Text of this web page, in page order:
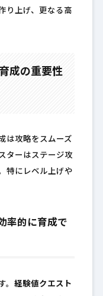
り上げ、更なる高
成の重要性
は攻略をスムーズ
ターはステージ攻
特にレベル上げや
率的に育成で
。 経験値クエスト